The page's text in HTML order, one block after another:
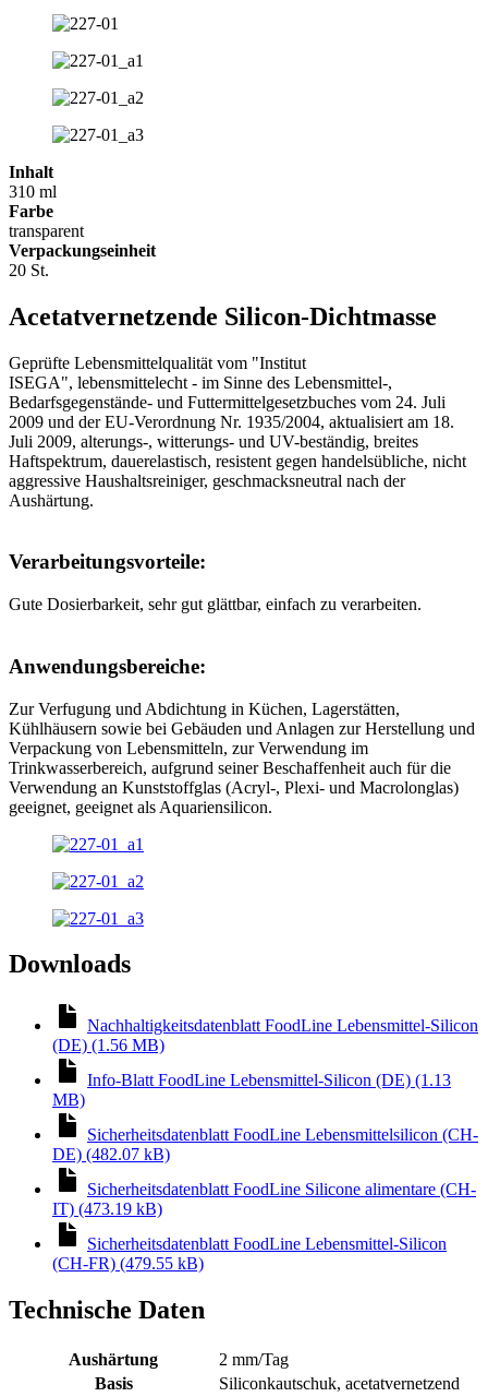
Inhalt
310 ml
Farbe
transparent
Verpackungseinheit
20 St.
Acetatvernetzende Silicon-Dichtmasse
Geprüfte Lebensmittelqualität vom "Institut
ISEGA", lebensmittelecht - im Sinne des Lebensmittel-,
Bedarfsgegenstände- und Futtermittelgesetzbuches vom 24. Juli
2009 und der EU-Verordnung Nr. 1935/2004, aktualisiert am 18.
Juli 2009, alterungs-, witterungs- und UV-beständig, breites
Haftspektrum, dauerelastisch, resistent gegen handelsübliche, nicht
aggressive Haushaltsreiniger, geschmacksneutral nach der
Aushärtung.
Verarbeitungsvorteile:
Gute Dosierbarkeit, sehr gut glättbar, einfach zu verarbeiten.
Anwendungsbereiche:
Zur Verfugung und Abdichtung in Küchen, Lagerstätten,
Kühlhäusern sowie bei Gebäuden und Anlagen zur Herstellung und
Verpackung von Lebensmitteln, zur Verwendung im
Trinkwasserbereich, aufgrund seiner Beschaffenheit auch für die
Verwendung an Kunststoffglas (Acryl-, Plexi- und Macrolonglas)
geeignet, geeignet als Aquariensilicon.
Downloads
Nachhaltigkeitsdatenblatt FoodLine Lebensmittel-Silicon
(DE) (1.56 MB)
Info-Blatt FoodLine Lebensmittel-Silicon (DE) (1.13
MB)
Sicherheitsdatenblatt FoodLine Lebensmittelsilicon (CH-
DE) (482.07 kB)
Sicherheitsdatenblatt FoodLine Silicone alimentare (CH-
IT) (473.19 kB)
Sicherheitsdatenblatt FoodLine Lebensmittel-Silicon
(CH-FR) (479.55 kB)
Technische Daten
Aushärtung
2 mm/Tag
Basis
Siliconkautschuk, acetatvernetzend